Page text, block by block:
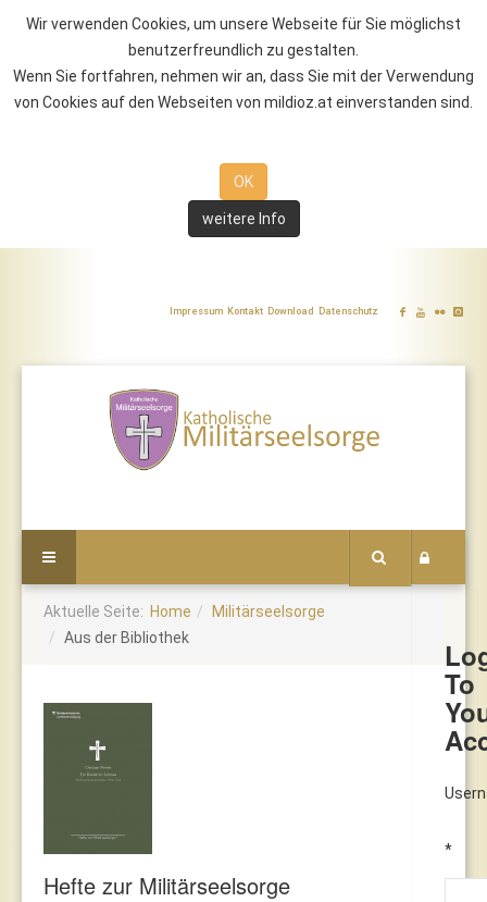
Wir verwenden Cookies, um unsere Webseite für Sie möglichst
benutzerfreundlich zu gestalten.
Wenn Sie fortfahren, nehmen wir an, dass Sie mit der Verwendung
von Cookies auf den Webseiten von mildioz.at einverstanden sind.
OK
weitere Info
Impressum Kontakt Download Datenschutz
To
*
Aktuelle Seite: Home
Militärseelsorge
Aus der Bibliothek
Hefte zur Militärseelsorge